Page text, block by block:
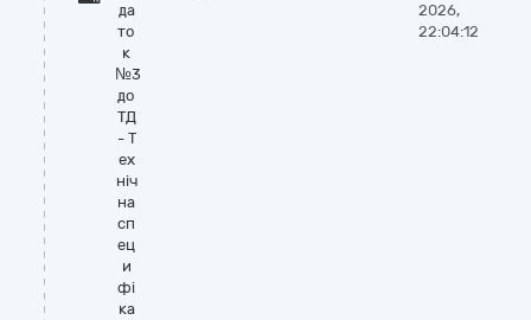
да
то
к
№3
до
ТД
- Т
ех
ніч
на
сп
ец
и
фі
ка
2026,
22:04:12